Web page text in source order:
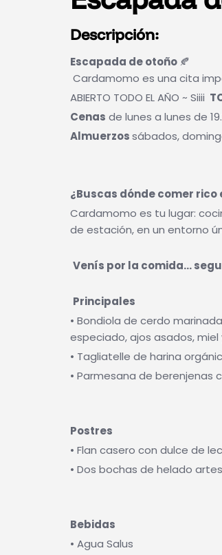
Descripción:
Escapada de otoño 🍂
Cardamomo es una cita
ABIERTO TODO EL AÑO ~ Siiii
Cenas de lunes a lunes de
Almuerzossábados,
¿Buscas dónde comer rico
Cardamomo es tu lugar:
de estación, en un entorno
Venís por la comida…
Principales
• Bondiola de cerdo
especiado, ajos asados, miel
• Tagliatelle de harina
• Parmesana de berenjenas
Postres
• Flan casero con dulce de
• Dos bochas de helado
Bebidas
• Agua Salus